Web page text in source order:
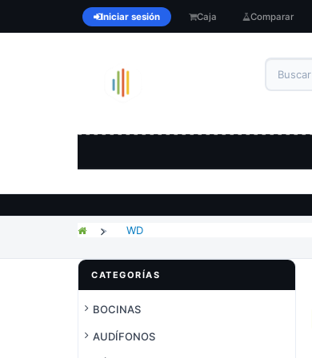
Iniciar sesión Caja Comparar
> WD
CATEGORÍAS
BOCINAS
AUDÍFONOS